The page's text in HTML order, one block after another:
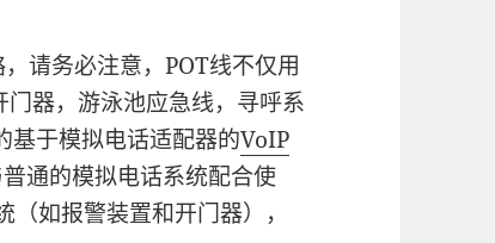
请务必注意，POT线不仅用
器，游泳池应急线，寻呼系
基于模拟电话适配器的VoIP
通的模拟电话系统配合使
如报警装置和开门器），